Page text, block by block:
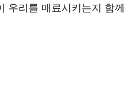
우리를 매료시키는지 함께